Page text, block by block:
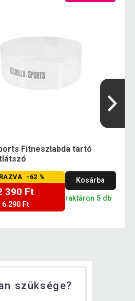
Fitneszlabda tartó
-62 %
390 Ft
6 290 Ft
Kosárba
raktáron 5 db
szüksége?